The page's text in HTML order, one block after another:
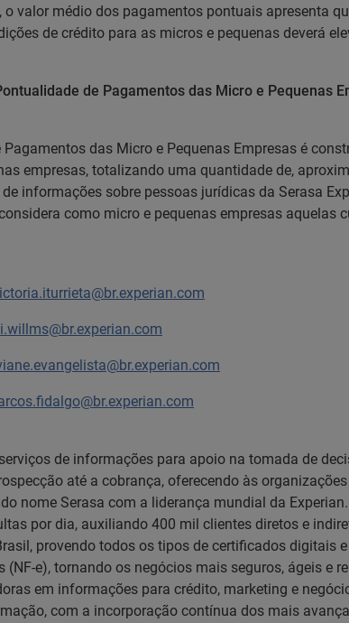
valor médio dos pagamentos pontuais apresenta
de crédito para as micros e pequenas deverá
de Pagamentos das Micro e Pequenas
das Micro e Pequenas Empresas é
empresas, totalizando uma quantidade de,
informações sobre pessoas jurídicas da Serasa
como micro e pequenas empresas
de informações para apoio na tomada de
até a cobrança, oferecendo às
nome Serasa com a liderança mundial da
por dia, auxiliando 400 mil clientes diretos e
provendo todos os tipos de certificados
e), tornando os negócios mais seguros, ágeis e
em informações para crédito, marketing e
com a incorporação contínua dos mais